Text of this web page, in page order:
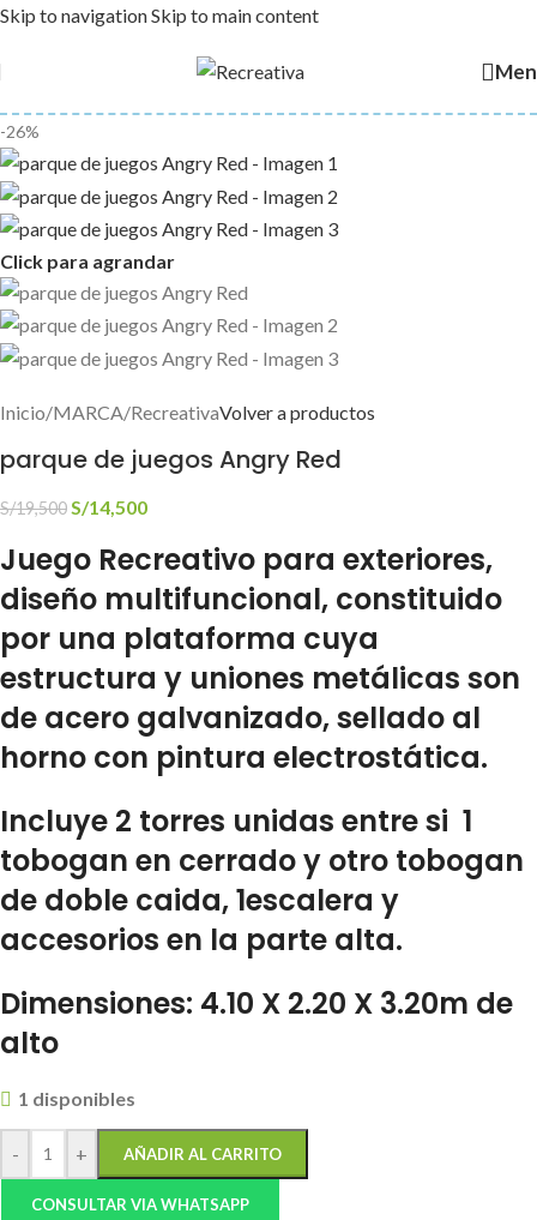
Skip to navigationSkip to main content
-26%
Click para agrandar
Inicio/MARCA/RecreativaVolver a productos
parque de juegos Angry Red
S/19,500 S/14,500
Juego Recreativo para exteriores,
diseño multifuncional, constituido
por una plataforma cuya
estructura y uniones metálicas son
de acero galvanizado, sellado al
horno con pintura electrostática.
Incluye 2 torres unidas entre si 1
tobogan en cerrado y otro tobogan
de doble caida, 1escalera y
accesorios en la parte alta.
Dimensiones: 4.10 X 2.20 X 3.20m de
alto
1 disponibles
- + AÑADIR AL CARRITO
CONSULTAR VIA WHATSAPP